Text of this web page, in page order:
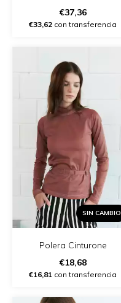
€37,36
€33,62 con transferencia
SIN CAMBIO
Polera Cinturone
€18,68
€16,81 con transferencia